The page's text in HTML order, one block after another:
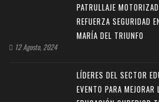
PATRULLAJE
REFUERZA SEGURIDAD
MARÍA DEL TRIUNFO
12 Agosto, 2024
LÍDERES DEL SECTOR
EVENTO PARA MEJORAR